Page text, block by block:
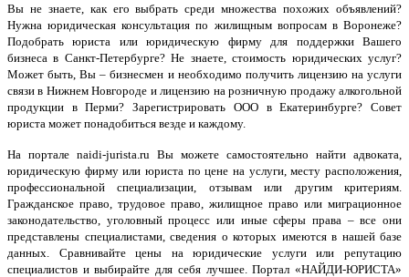
Вы не знаете, как его выбрать среди множества похожих объявлений?
Нужна юридическая консультация по жилищным вопросам в Воронеже?
Подобрать юриста или юридическую фирму для поддержки Вашего
бизнеса в Санкт-Петербурге? Не знаете, стоимость юридических услуг?
Может быть, Вы – бизнесмен и необходимо получить лицензию на услуги
связи в Нижнем Новгороде и лицензию на розничную продажу алкогольной
продукции в Перми? Зарегистрировать ООО в Екатеринбурге? Совет
юриста может понадобиться везде и каждому.
На портале naidi-jurista.ru Вы можете самостоятельно найти адвоката,
юридическую фирму или юриста по цене на услуги, месту расположения,
профессиональной специализации, отзывам или другим критериям.
Гражданское право, трудовое право, жилищное право или миграционное
законодательство, уголовный процесс или иные сферы права – все они
представлены специалистами, сведения о которых имеются в нашей базе
данных. Сравнивайте цены на юридические услуги или репутацию
специалистов и выбирайте для себя лучшее. Портал «НАЙДИ-ЮРИСТА»